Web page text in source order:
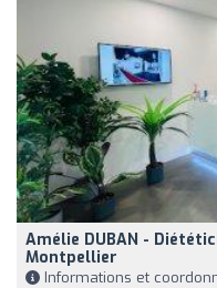
Amélie DUBAN -
Montpellier
Informations et